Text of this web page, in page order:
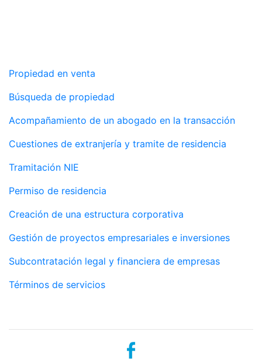
Propiedad en venta
Búsqueda de propiedad
Acompañamiento de un abogado en la transacción
Cuestiones de extranjería y tramite de residencia
Tramitación NIE
Permiso de residencia
Creación de una estructura corporativa
Gestión de proyectos empresariales e inversiones
Subcontratación legal y financiera de empresas
Términos de servicios